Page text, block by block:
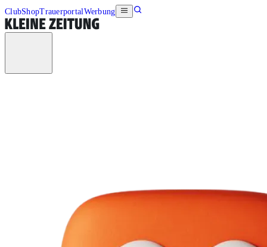
ClubShopTrauerportalWerbung